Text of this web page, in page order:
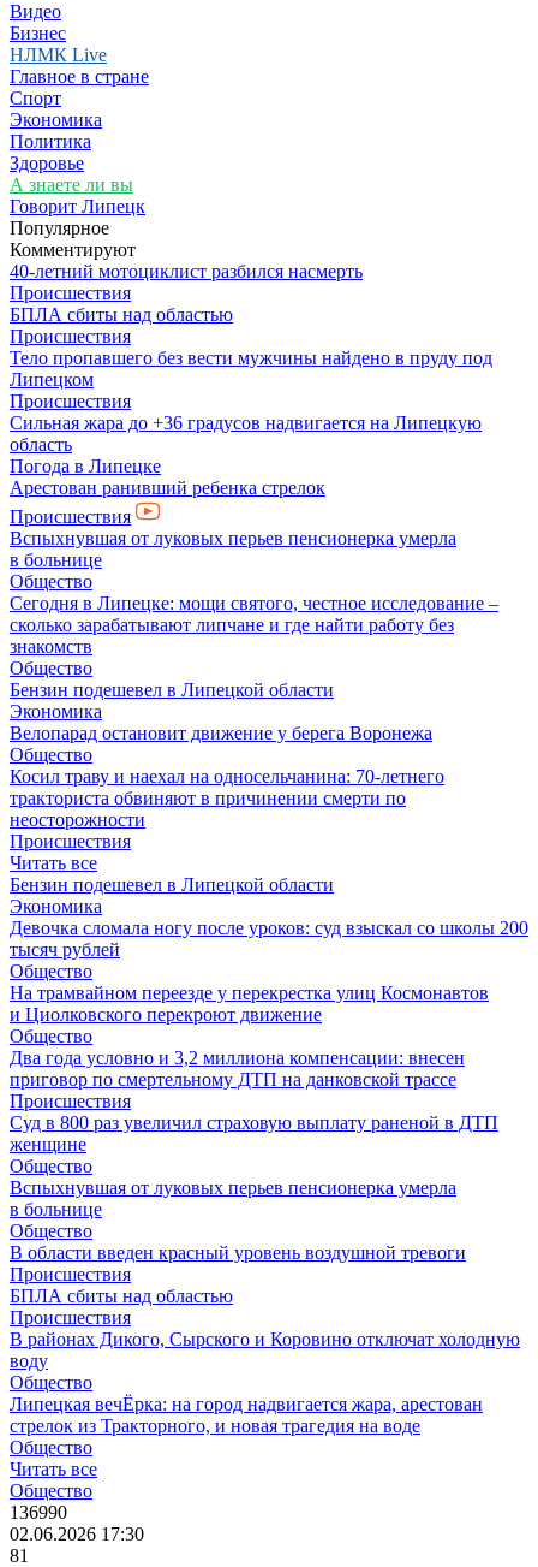
Видео
Бизнес
НЛМК Live
Главное в стране
Спорт
Экономика
Политика
Здоровье
А знаете ли вы
Говорит Липецк
Популярное
Комментируют
40-летний мотоциклист разбился насмерть
Происшествия
БПЛА сбиты над областью
Происшествия
Тело пропавшего без вести мужчины найдено в пруду под
Липецком
Происшествия
Сильная жара до +36 градусов надвигается на Липецкую
область
Погода в Липецке
Арестован ранивший ребенка стрелок
Происшествия
Вспыхнувшая от луковых перьев пенсионерка умерла
в больнице
Общество
Сегодня в Липецке: мощи святого, честное исследование –
сколько зарабатывают липчане и где найти работу без
знакомств
Общество
Бензин подешевел в Липецкой области
Экономика
Велопарад остановит движение у берега Воронежа
Общество
Косил траву и наехал на односельчанина: 70-летнего
тракториста обвиняют в причинении смерти по
неосторожности
Происшествия
Читать все
Бензин подешевел в Липецкой области
Экономика
Девочка сломала ногу после уроков: суд взыскал со школы 200
тысяч рублей
Общество
На трамвайном переезде у перекрестка улиц Космонавтов
и Циолковского перекроют движение
Общество
Два года условно и 3,2 миллиона компенсации: внесен
приговор по смертельному ДТП на данковской трассе
Происшествия
Суд в 800 раз увеличил страховую выплату раненой в ДТП
женщине
Общество
Вспыхнувшая от луковых перьев пенсионерка умерла
в больнице
Общество
В области введен красный уровень воздушной тревоги
Происшествия
БПЛА сбиты над областью
Происшествия
В районах Дикого, Сырского и Коровино отключат холодную
воду
Общество
Липецкая вечЁрка: на город надвигается жара, арестован
стрелок из Тракторного, и новая трагедия на воде
Общество
Читать все
Общество
136990
02.06.2026 17:30
81